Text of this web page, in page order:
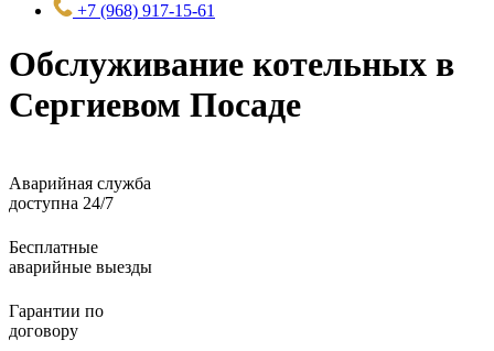
+7 (968) 917-15-61
Обслуживание котельных в
Сергиевом Посаде
Аварийная служба
доступна 24/7
Бесплатные
аварийные выезды
Гарантии по
договору